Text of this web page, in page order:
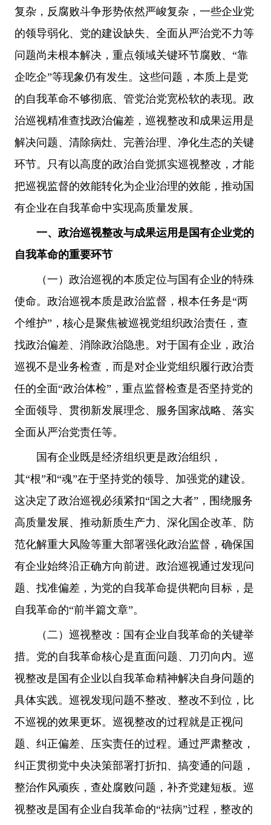
复杂，反腐败斗争形势依然严峻复杂，一些企业党
的领导弱化、党的建设缺失、全面从严治党不力等
问题尚未根本解决，重点领域关键环节腐败、“靠
企吃企”等现象仍有发生。这些问题，本质上是党
的自我革命不够彻底、管党治党宽松软的表现。政
治巡视精准查找政治偏差，巡视整改和成果运用是
解决问题、清除病灶、完善治理、净化生态的关键
环节。只有以高度的政治自觉抓实巡视整改，才能
把巡视监督的效能转化为企业治理的效能，推动国
有企业在自我革命中实现高质量发展。
一、政治巡视整改与成果运用是国有企业党的
自我革命的重要环节
（一）政治巡视的本质定位与国有企业的特殊
使命。政治巡视本质是政治监督，根本任务是“两
个维护”，核心是聚焦被巡视党组织政治责任，查
找政治偏差、消除政治隐患。对于国有企业，政治
巡视不是业务检查，而是对企业党组织履行政治责
任的全面“政治体检”，重点监督检查是否坚持党的
全面领导、贯彻新发展理念、服务国家战略、落实
全面从严治党责任等。
国有企业既是经济组织更是政治组织，
其“根”和“魂”在于坚持党的领导、加强党的建设。
这决定了政治巡视必须紧扣“国之大者”，围绕服务
高质量发展、推动新质生产力、深化国企改革、防
范化解重大风险等重大部署强化政治监督，确保国
有企业始终沿正确方向前进。政治巡视通过发现问
题、找准偏差，为党的自我革命提供靶向目标，是
自我革命的“前半篇文章”。
（二）巡视整改：国有企业自我革命的关键举
措。党的自我革命核心是直面问题、刀刃向内。巡
视整改是国有企业以自我革命精神解决自身问题的
具体实践。巡视发现问题不整改、整改不到位，比
不巡视的效果更坏。巡视整改的过程就是正视问
题、纠正偏差、压实责任的过程。通过严肃整改，
纠正贯彻党中央决策部署打折扣、搞变通的问题，
整治作风顽疾，查处腐败问题，补齐党建短板。巡
视整改是国有企业自我革命的“祛病”过程，整改的